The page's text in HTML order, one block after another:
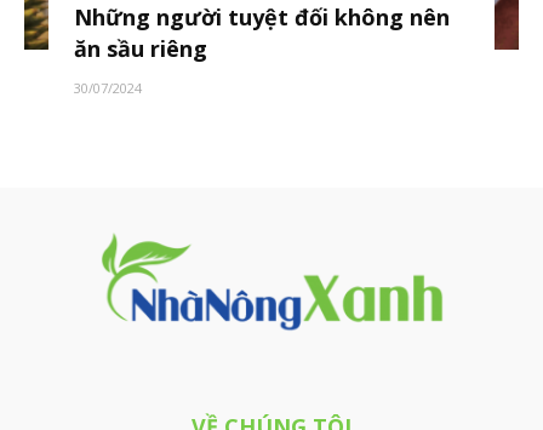
Những người tuyệt đối không nên
ăn sầu riêng
30/07/2024